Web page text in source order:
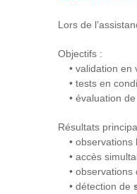
Lors de
Objectifs :
• validation en
• tests en
• évaluation de
Résultats
• observations
• accès
• observations
• détection de